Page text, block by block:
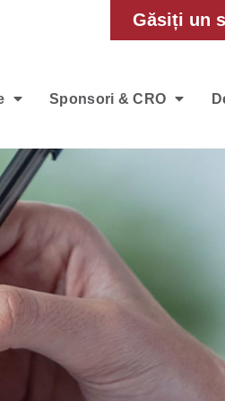
Găsiți un
Sponsori & CRO